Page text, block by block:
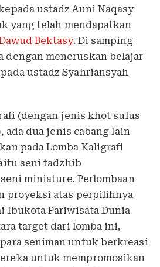
ustadz Auni Naqasy
yang telah mendapatkan
Bektasy. Di samping
dengan meneruskan belajar
ustadz Syahriansyah
(dengan jenis khot sulus
ada dua jenis cabang lain
pada Lomba Kaligrafi
seni tadzhib
miniature. Perlombaan
proyeksi atas perpilihnya
Ibukota Pariwisata Dunia
target dari lomba ini,
seniman untuk berkreasi
untuk mempromosikan